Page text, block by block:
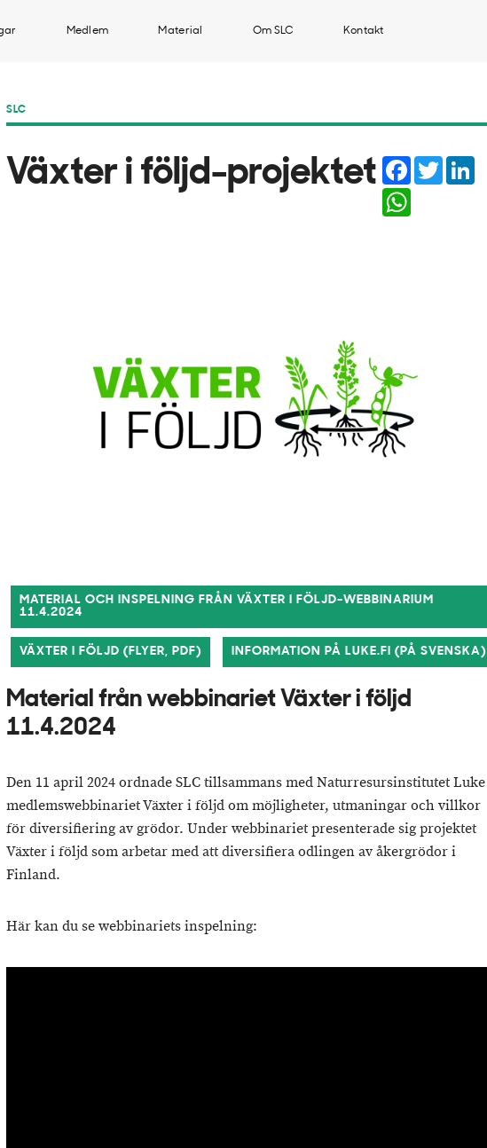
Medlem Material Om SLC Kontakt
SLC
Växter i följd-projektet Facebook
Twitter
MATERIAL OCH INSPELNING FRÅN VÄXTER I FÖLJD-WEBBINARIUM
11.4.2024
VÄXTER I FÖLJD (FLYER, PDF) INFORMATION PÅ LUKE.FI (PÅ SVENSKA)
Material från webbinariet Växter i följd
11.4.2024
Den 11 april 2024 ordnade SLC tillsammans med Naturresursinstitutet Luke
medlemswebbinariet Växter i följd om möjligheter, utmaningar och villkor
för diversifiering av grödor. Under webbinariet presenterade sig projektet
Växter i följd som arbetar med att diversifiera odlingen av åkergrödor i
Finland.
Här kan du se webbinariets inspelning: